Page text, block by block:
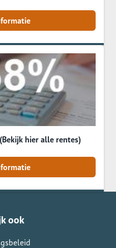
hier alle rentes)
ook